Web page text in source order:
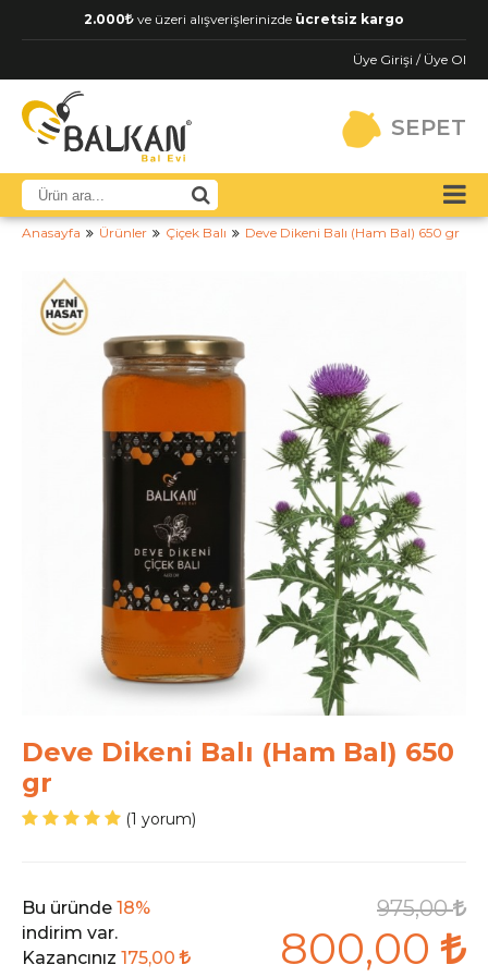
2.000 ve üzeri alışverişlerinizde ücretsiz kargo
Üye Girişi / Üye Ol
SEPET
Anasayfa Ürünler Çiçek Balı Deve Dikeni Balı (Ham Bal) 650 gr
Deve Dikeni Balı (Ham Bal) 650
gr
(1 yorum)
Bu üründe 18%
indirim var.
Kazancınız 175,00
975,00
800,00